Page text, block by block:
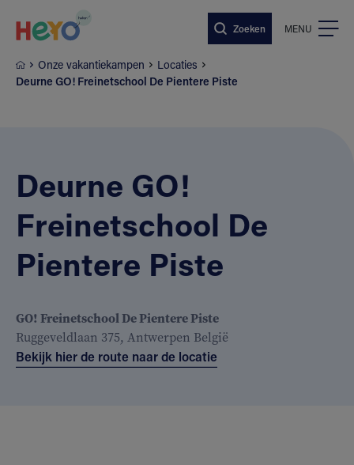
Zoeken MENU
Onze vakantiekampen
Locaties
Deurne GO! Freinetschool De Pientere Piste
Deurne GO!
Freinetschool De
Pientere Piste
GO! Freinetschool De Pientere Piste
Ruggeveldlaan 375, Antwerpen België
Bekijk hier de route naar de locatie